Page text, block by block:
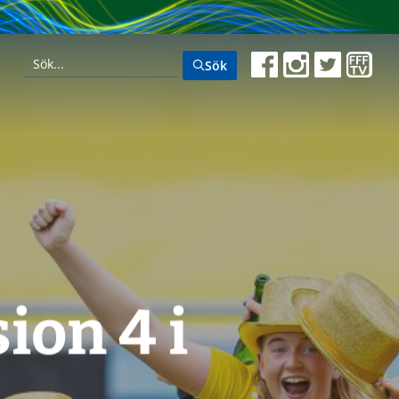
Sök
4 i